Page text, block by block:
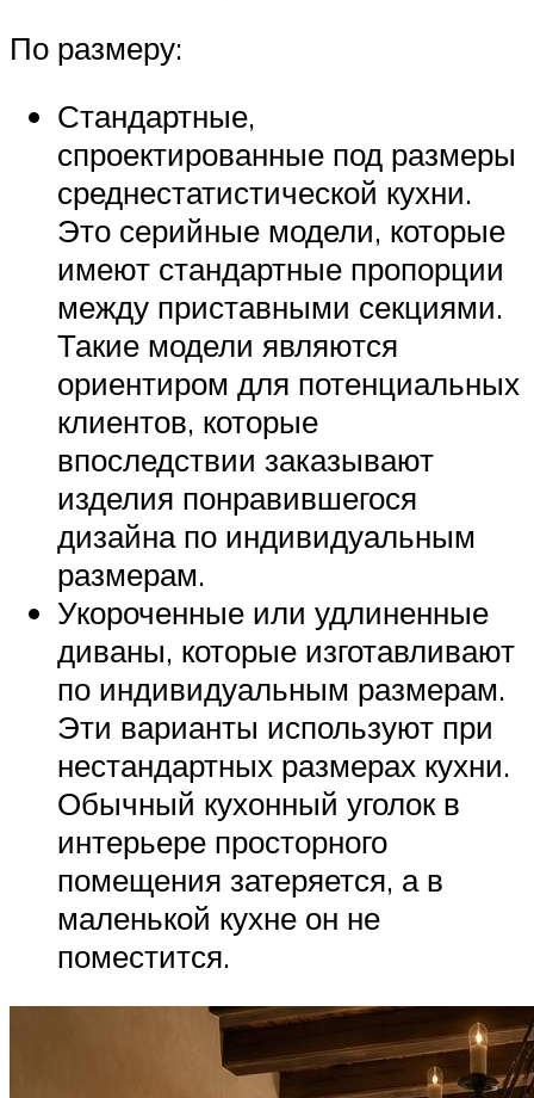
По размеру:
Стандартные,
спроектированные под размеры
среднестатистической кухни.
Это серийные модели, которые
имеют стандартные пропорции
между приставными секциями.
Такие модели являются
ориентиром для потенциальных
клиентов, которые
впоследствии заказывают
изделия понравившегося
дизайна по индивидуальным
размерам.
Укороченные или удлиненные
диваны, которые изготавливают
по индивидуальным размерам.
Эти варианты используют при
нестандартных размерах кухни.
Обычный кухонный уголок в
интерьере просторного
помещения затеряется, а в
маленькой кухне он не
поместится.